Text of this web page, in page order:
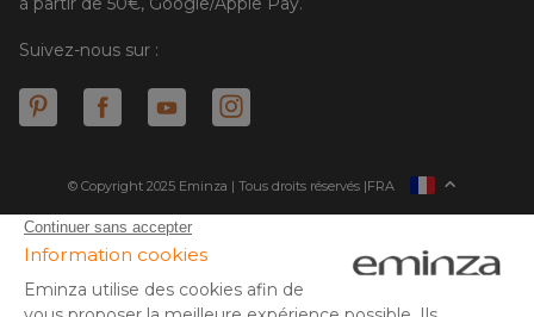
Suivez-nous sur :
© Copyright 2025 Eminza | Tous droits réservés |
ESPAÑA
DEUTSCHLAND
FRA
* Vous disposez de 30 jours (à compter de la réception ou du
retrait de votre colis) pour effectuer un retour de produits et